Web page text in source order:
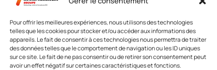
Pour offrir les meilleures expériences, nous utilisons des technologies
telles que les cookies pour stocker et/ou accéder aux informations des
appareils. Le fait de consentir à ces technologies nous permettra de traiter
des données telles que le comportement de navigation ou les ID uniques
sur ce site. Le fait de ne pas consentir ou de retirer son consentement peut
avoir un effet négatif sur certaines caractéristiques et fonctions.